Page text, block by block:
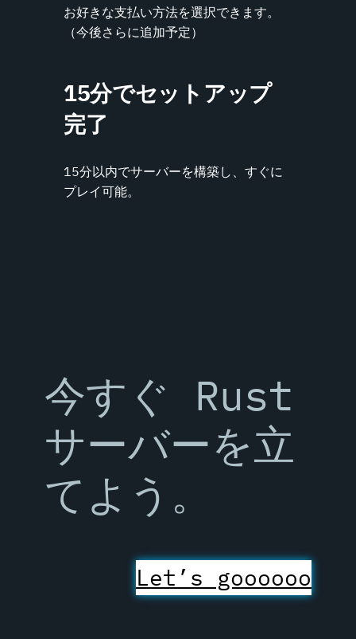
お好きな支払い方法を選択できます。
（今後さらに追加予定）
15分でセットアップ
完了
15分以内でサーバーを構築し、すぐに
プレイ可能。
今すぐ Rust
サーバーを立
てよう。
Let’s goooooo